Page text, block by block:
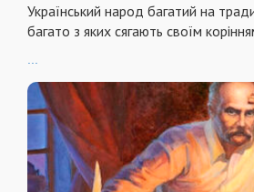
Український народ багатий на
багато з яких сягають своїм